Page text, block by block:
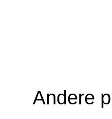
Andere